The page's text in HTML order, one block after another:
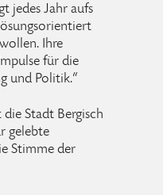
jedes Jahr aufs
Ihre
für die
und Politik.“
Stadt Bergisch
gelebte
Stimme der